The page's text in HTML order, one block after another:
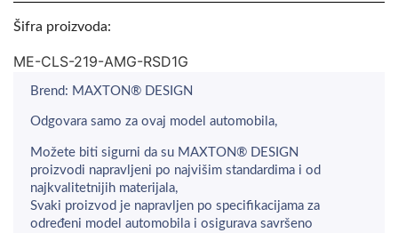
Šifra proizvoda:
ME-CLS-219-AMG-RSD1G
Brend: MAXTON® DESIGN
Odgovara samo za ovaj model automobila,
Možete biti sigurni da su MAXTON® DESIGN
proizvodi napravljeni po najvišim standardima i od
najkvalitetnijih materijala,
Svaki proizvod je napravljen po specifikacijama za
određeni model automobila i osigurava savršeno